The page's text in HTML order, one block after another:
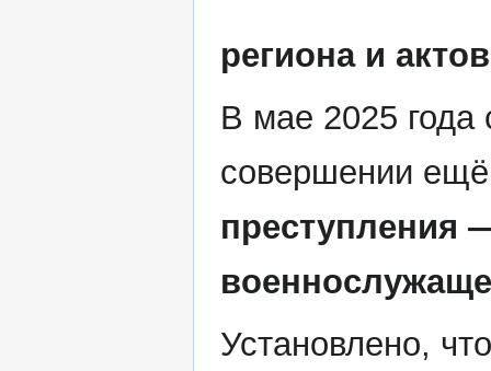
региона и
В мае 2025 года
совершении
преступления
Установлено,